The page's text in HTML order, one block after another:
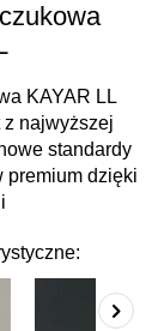
KAYAR LL
z najwyższej
standardy
premium dzięki